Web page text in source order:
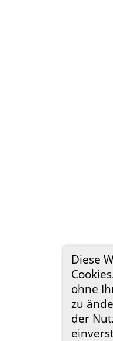
Diese
ohne
zu
der